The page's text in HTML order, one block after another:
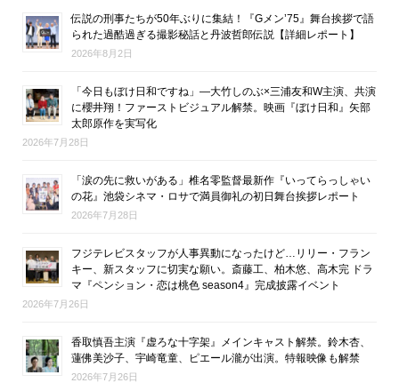
伝説の刑事たちが50年ぶりに集結！『Gメン’75』舞台挨拶で語
られた過酷過ぎる撮影秘話と丹波哲郎伝説【詳細レポート】
2026年8月2日
「今日もぼけ日和ですね」―大竹しのぶ×三浦友和W主演、共演
に櫻井翔！ファーストビジュアル解禁。映画『ぼけ日和』矢部
太郎原作を実写化
2026年7月28日
「涙の先に救いがある」椎名零監督最新作『いってらっしゃい
の花』池袋シネマ・ロサで満員御礼の初日舞台挨拶レポート
2026年7月28日
フジテレビスタッフが人事異動になったけど…リリー・フラン
キー、新スタッフに切実な願い。斎藤工、柏木悠、高木完 ドラ
マ『ペンション・恋は桃色 season4』完成披露イベント
2026年7月26日
香取慎吾主演『虚ろな十字架』メインキャスト解禁。鈴木杏、
蓮佛美沙子、宇崎竜童、ピエール瀧が出演。特報映像も解禁
2026年7月26日